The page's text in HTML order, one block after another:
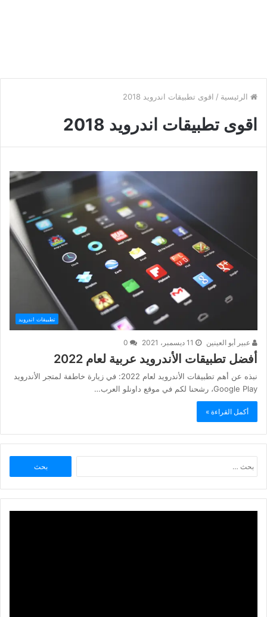
الرئيسية / اقوى تطبيقات اندرويد 2018
اقوى تطبيقات اندرويد 2018
تطبيقات اندرويد
عبير أبو العينين 11 ديسمبر، 2021
أفضل تطبيقات الأندرويد عربية لعام 2022
نبذه عن أهم تطبيقات الأندرويد لعام 2022: في زيارة خاطفة لمتجر الأندرويد
Google Play، رشحنا لكم في موقع داونلو العرب…
أكمل القراءة »
عن: